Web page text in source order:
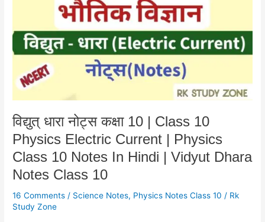
विद्युत् धारा नोट्स कक्षा 10 | Class 10
Physics Electric Current | Physics
Class 10 Notes In Hindi | Vidyut Dhara
Notes Class 10
16 Comments / Science Notes, Physics Notes Class 10 / Rk
Study Zone
|
Class
Physics
Electric
Current
|
Physics
Class
10
Notes
In
|